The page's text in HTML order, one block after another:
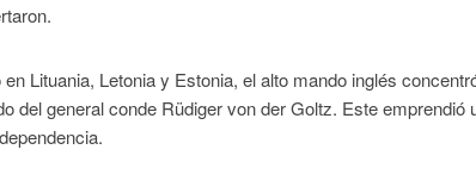
Lituania, Letonia y Estonia, el alto mando inglés
del general conde Rüdiger von der Goltz. Este emprendió